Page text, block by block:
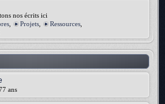
nos écrits ici
Projets Ressources
ans